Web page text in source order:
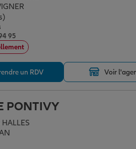
5
95
un RDV Voir
PONTIVY